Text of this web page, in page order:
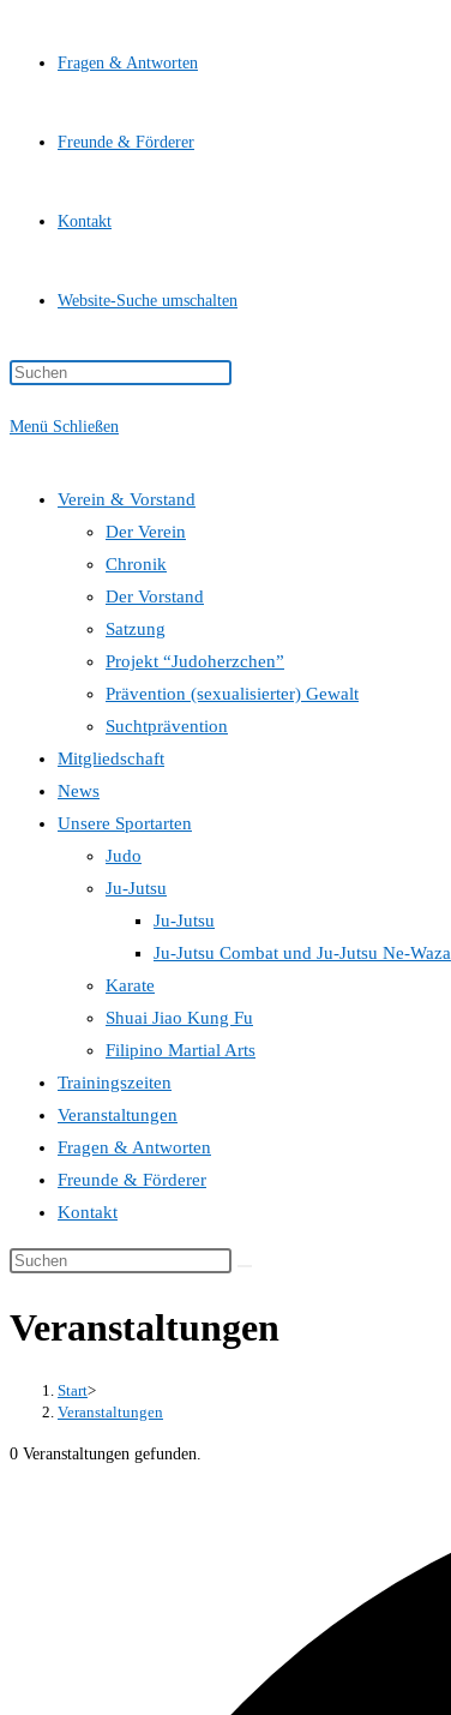
Fragen & Antworten
Freunde & Förderer
Kontakt
Website-Suche umschalten
Menü Schließen
Verein & Vorstand
Der Verein
Chronik
Der Vorstand
Satzung
Projekt “Judoherzchen”
Prävention (sexualisierter) Gewalt
Suchtprävention
Mitgliedschaft
News
Unsere Sportarten
Judo
Ju-Jutsu
Ju-Jutsu
Ju-Jutsu Combat und Ju-Jutsu Ne-Waza
Karate
Shuai Jiao Kung Fu
Filipino Martial Arts
Trainingszeiten
Veranstaltungen
Fragen & Antworten
Freunde & Förderer
Kontakt
Veranstaltungen
Start>
Veranstaltungen
0 Veranstaltungen gefunden.